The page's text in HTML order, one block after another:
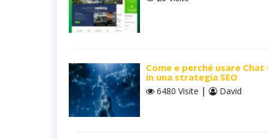
Come e perché usare Chat
in una strategia SEO
6480 Visite | David